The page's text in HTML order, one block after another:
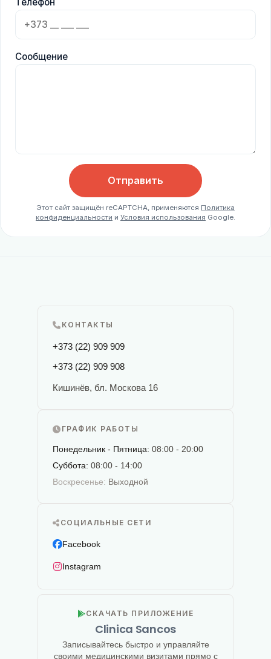
Сообщение
Отправить
Этот сайт защищён reCAPTCHA, применяются Политика
конфиденциальности и Условия использования Google.
КОНТАКТЫ
+373 (22) 909 909
+373 (22) 909 908
Кишинёв, бл. Москова 16
ГРАФИК РАБОТЫ
Понедельник - Пятница: 08:00 - 20:00
Суббота: 08:00 - 14:00
Воскресенье: Выходной
СОЦИАЛЬНЫЕ СЕТИ
Facebook
Instagram
СКАЧАТЬ ПРИЛОЖЕНИЕ
Clinica Sancos
Записывайтесь быстро и управляйте
своими медицинскими визитами прямо с